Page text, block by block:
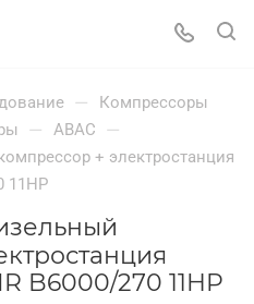
— Компрессоры
— ABAC —
+ электростанция
11HP
B6000/270 11HP